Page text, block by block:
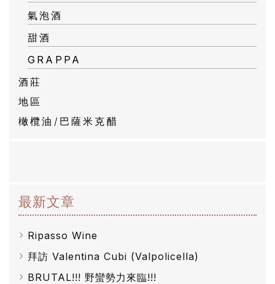
氣泡酒
甜酒
GRAPPA
酒莊
地區
橄欖油/巴薩米克醋
最新文章
Ripasso Wine
拜訪 Valentina Cubi (Valpolicella)
BRUTAL!!! 野蠻勢力來臨!!!